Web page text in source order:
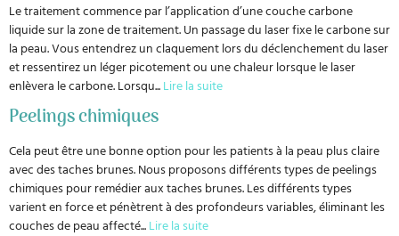
Le traitement commence par l’application d’une couche carbone
liquide sur la zone de traitement. Un passage du laser fixe le carbone sur
la peau. Vous entendrez un claquement lors du déclenchement du laser
et ressentirez un léger picotement ou une chaleur lorsque le laser
enlèvera le carbone. Lorsqu...Lire la suite
Peelings chimiques
Cela peut être une bonne option pour les patients à la peau plus claire
avec des taches brunes. Nous proposons différents types de peelings
chimiques pour remédier aux taches brunes. Les différents types
varient en force et pénètrent à des profondeurs variables, éliminant les
couches de peau affecté...Lire la suite